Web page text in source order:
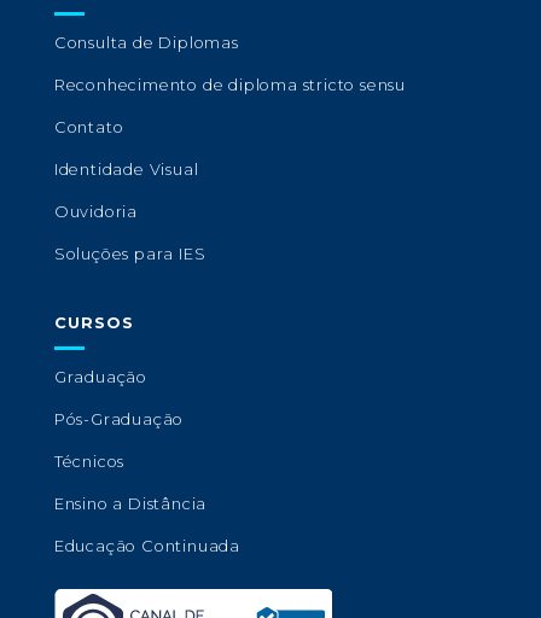
Consulta de Diplomas
Reconhecimento de diploma stricto sensu
Contato
Identidade Visual
Ouvidoria
Soluções para IES
CURSOS
Graduação
Pós-Graduação
Técnicos
Ensino a Distância
Educação Continuada